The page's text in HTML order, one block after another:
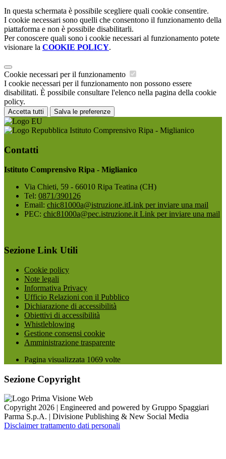
In questa schermata è possibile scegliere quali cookie consentire.
I cookie necessari sono quelli che consentono il funzionamento della
piattaforma e non è possibile disabilitarli.
Per conoscere quali sono i cookie necessari al funzionamento potete
visionare la COOKIE POLICY.
Cookie necessari per il funzionamento
I cookie necessari per il funzionamento non possono essere
disabilitati. È possibile consultare l'elenco nella pagina della cookie
policy.
Accetta tutti Salva le preferenze
Istituto Comprensivo Ripa - Miglianico
Contatti
Istituto Comprensivo Ripa - Miglianico
Via Chieti, 59 - 66010 Ripa Teatina (CH)
Tel: 0871/390126
Email: chic81000a@istruzione.itLink per inviare una mail
PEC: chic81000a@pec.istruzione.it Link per inviare una mail
Sezione Link Utili
Cookie policy
Note legali
Informativa Privacy
Ufficio Relazioni con il Pubblico
Dichiarazione di accessibilità
Obiettivi di accessibilità
Whistleblowing
Gestione consensi cookie
Amministrazione trasparente
Pagina visualizzata 1069 volte
Sezione Copyright
Copyright 2026 | Engineered and powered by Gruppo Spaggiari
Parma S.p.A. | Divisione Publishing & New Social Media
Disclaimer trattamento dati personali